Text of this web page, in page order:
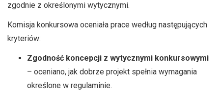
zgodnie z określonymi wytycznymi.
Komisja konkursowa oceniała prace według następujących
kryteriów:
Zgodność koncepcji z wytycznymi konkursowymi
– oceniano, jak dobrze projekt spełnia wymagania
określone w regulaminie.